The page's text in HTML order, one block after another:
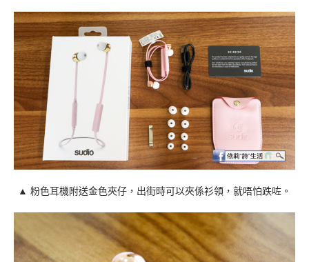
▲ 粉色耳機附送金色夾仔，出街時可以夾係衫領，就唔怕跌咗。